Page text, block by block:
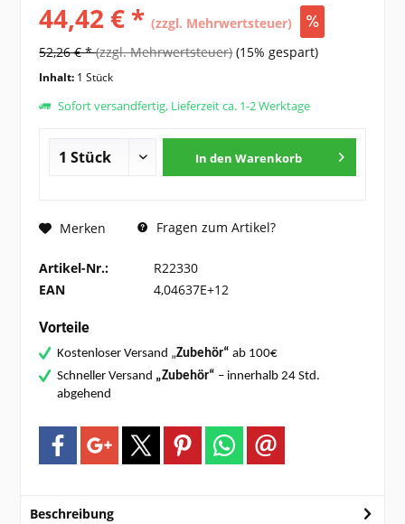
44,42 € *(zzgl. Mehrwertsteuer)
52,26 € *(zzgl. Mehrwertsteuer) (15% gespart)
Inhalt: 1 Stück
Sofort versandfertig, Lieferzeit ca. 1-2 Werktage
In den Warenkorb
Merken Fragen zum Artikel?
Artikel-Nr.:
R22330
EAN
4,04637E+12
Vorteile
Kostenloser Versand „Zubehör“ ab 100€
Schneller Versand „Zubehör“ – innerhalb 24 Std.
abgehend
Beschreibung